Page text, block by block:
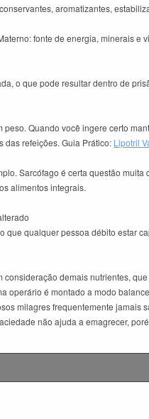
aromatizantes,
fonte de energia, minerais e
o que pode resultar dentro de
Quando você ingere certo
das refeições. Guia Prático: Lipotril
Sarcófago é certa questão
alimentos integrais.
qualquer pessoa débito estar
demais nutrientes,
é montado a modo
milagres frequentemente
não ajuda a emagrecer,